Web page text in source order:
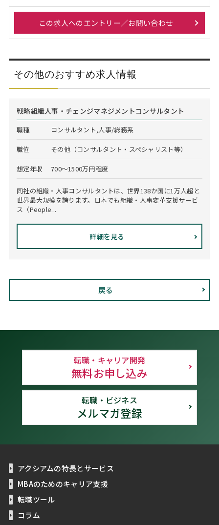
この求人へのエントリー／お問い合わせ
その他のおすすめ求人情報
戦略組織人事・チェンジマネジメントコンサルタント
職種 コンサルタント,人事/総務系
職位 その他（コンサルタント・スペシャリスト等）
想定年収 700～1500万円程度
同社の組織・人事コンサルタントは、世界138か国に1万人超と
世界最大規模を誇ります。日本でも組織・人事変革支援サービ
ス（People...
詳細を見る
戻る
転職・キャリア開発
無料お申し込み
転職・ビジネス
メルマガ登録
アクシアムの特長とサービス
MBAのためのキャリア支援
転職ツール
コラム